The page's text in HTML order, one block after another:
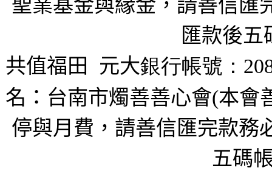
聖業基金與緣金，請善信匯
匯款後五
共值福田
元大銀行帳號：
名：台南市燭善善心會(本會
停與月費，請善信匯完款務
五碼